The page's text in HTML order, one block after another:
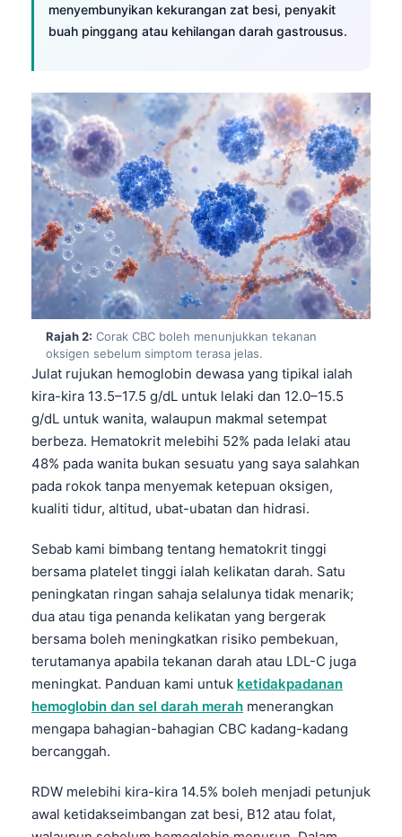
menyembunyikan kekurangan zat besi, penyakit
buah pinggang atau kehilangan darah gastrousus.
Rajah 2: Corak CBC boleh menunjukkan tekanan
oksigen sebelum simptom terasa jelas.
Julat rujukan hemoglobin dewasa yang tipikal ialah
kira-kira 13.5–17.5 g/dL untuk lelaki dan 12.0–15.5
g/dL untuk wanita, walaupun makmal setempat
berbeza. Hematokrit melebihi 52% pada lelaki atau
48% pada wanita bukan sesuatu yang saya salahkan
pada rokok tanpa menyemak ketepuan oksigen,
kualiti tidur, altitud, ubat-ubatan dan hidrasi.
Sebab kami bimbang tentang hematokrit tinggi
bersama platelet tinggi ialah kelikatan darah. Satu
peningkatan ringan sahaja selalunya tidak menarik;
dua atau tiga penanda kelikatan yang bergerak
bersama boleh meningkatkan risiko pembekuan,
terutamanya apabila tekanan darah atau LDL-C juga
meningkat. Panduan kami untuk ketidakpadanan
hemoglobin dan sel darah merah menerangkan
mengapa bahagian-bahagian CBC kadang-kadang
bercanggah.
RDW melebihi kira-kira 14.5% boleh menjadi petunjuk
awal ketidakseimbangan zat besi, B12 atau folat,